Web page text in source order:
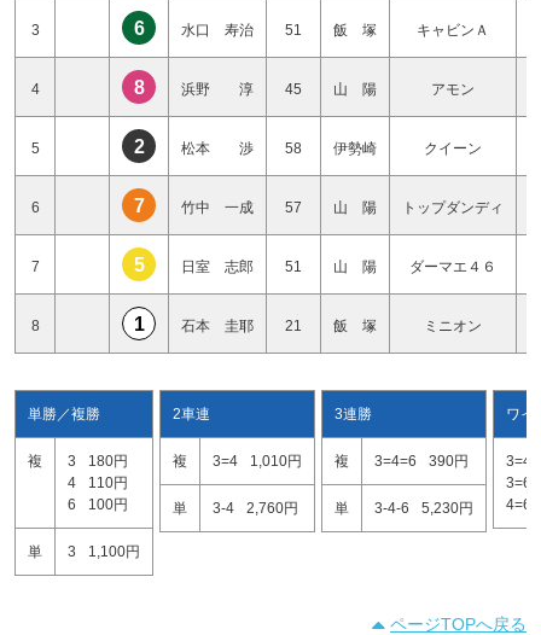
3 6 水口 寿治 51 飯 塚 キャビンＡ
4 8 浜野 淳 45 山 陽 アモン
5 2 松本 渉 58 伊勢崎 クイーン
6 7 竹中 一成 57 山 陽 トップダンディ
7 5 日室 志郎 51 山 陽 ダーマエ４６
8 1 石本 圭耶 21 飯 塚 ミニオン
単勝／複勝
複 3
180円
4
110円
6
100円
単 3 1,100円
2車連
複 3=4 1,010円
単 3-4 2,760円
3連勝
複 3=4=6 390円
単 3-4-6 5,230円
ワイ
3=4
3=6
4=6
ページTOPへ戻る